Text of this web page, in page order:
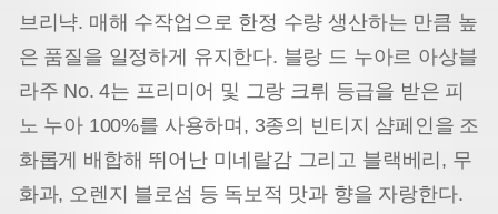
브리냑. 매해 수작업으로 한정 수량 생산하는 만큼 높
은 품질을 일정하게 유지한다. 블랑 드 누아르 아상블
라주 No. 4는 프리미어 및 그랑 크뤼 등급을 받은 피
노 누아 100%를 사용하며, 3종의 빈티지 샴페인을 조
화롭게 배합해 뛰어난 미네랄감 그리고 블랙베리, 무
화과, 오렌지 블로섬 등 독보적 맛과 향을 자랑한다.